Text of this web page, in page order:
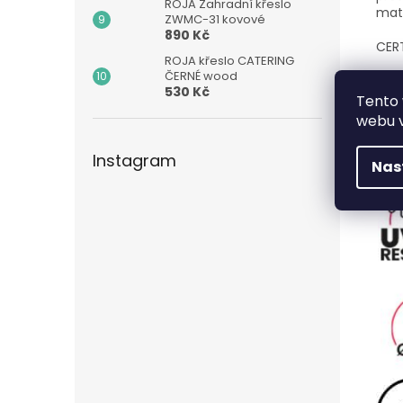
Tento
webu
ROJA Zahradní křeslo
ZWMC-31 kovové
890 Kč
ROJA křeslo CATERING
ČERNÉ wood
530 Kč
Instagram